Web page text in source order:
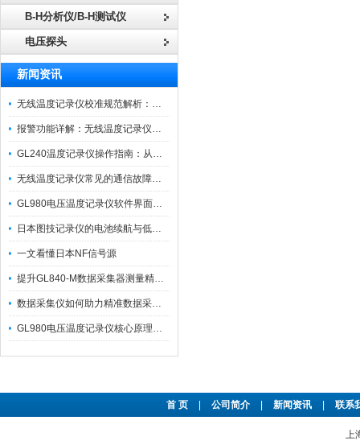
B-H分析仪/B-H测试仪
电压探头
新闻资讯
无线温度记录仪校准规范解析：从多点比对到不确定度评定的实操流程
报警功能详解：无线温度记录仪的阈值设定与通知机制
GL240温度记录仪操作指南：从开箱、接线到数据导出的标准化流程
无线温度记录仪常见的通信故障诊断与排除指南
GL980电压温度记录仪软件界面功能与使用技巧
日本图技记录仪的电池续航与低功耗模式适用场景分析
一文看懂日本NF信号源
提升GL840-M数据采集器测量精度的操作秘籍
数据采集仪如何助力精准数据采集与分析？​
GL980电压温度记录仪核心原理及行业应用
首 页 公司简介 新闻资讯 联系
上